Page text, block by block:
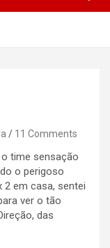
11 Comments
o time sensação
o perigoso
2 em casa, sentei
ver o tão
das